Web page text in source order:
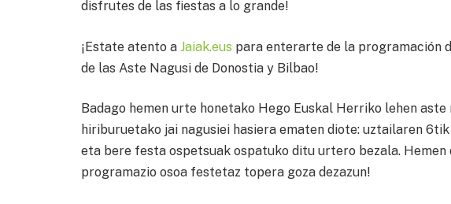
disfrutes de las fiestas a lo grande!
¡Estate atento a Jaiak.eus para enterarte de la programación
de las Aste Nagusi de Donostia y Bilbao!
Badago hemen urte honetako Hego Euskal Herriko lehen aste
hiriburuetako jai nagusiei hasiera ematen diote: uztailaren
eta bere festa ospetsuak ospatuko ditu urtero bezala. Hemen
programazio osoa festetaz topera goza dezazun!